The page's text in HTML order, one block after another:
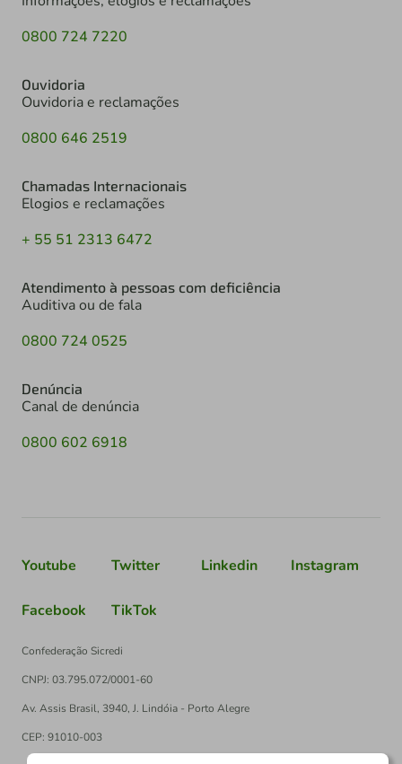
0800 724 7220
Ouvidoria
Ouvidoria e reclamações
0800 646 2519
Chamadas Internacionais
Elogios e reclamações
+ 55 51 2313 6472
Atendimento à pessoas com deficiência
Auditiva ou de fala
0800 724 0525
Denúncia
Canal de denúncia
0800 602 6918
Youtube Twitter Linkedin Instagram
Facebook TikTok
Confederação Sicredi
CNPJ: 03.795.072/0001-60
Av. Assis Brasil, 3940, J. Lindóia - Porto Alegre
CEP: 91010-003